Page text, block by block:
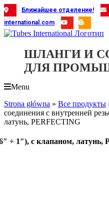
Skip
to
content
Ближайшее отделение!
international.com
ШЛАНГИ И
ДЛЯ
Menu
Strona główna » Все продукты
соединения с внутренней
латунь, PERFECTING
÷ 1″), с клапаном,